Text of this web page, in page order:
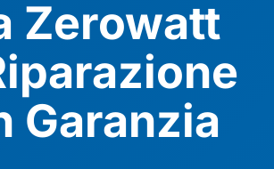
Zerowatt
Garanzia